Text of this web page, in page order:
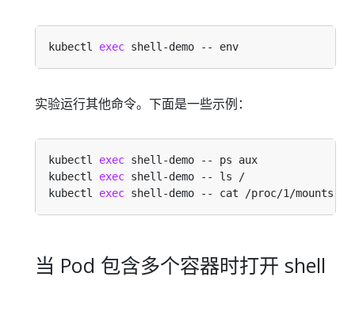
kubectl exec
实验运行其他命令。下面是一些示例：
kubectl exec
kubectl exec
kubectl exec
当 Pod 包含多个容器时打开 shell